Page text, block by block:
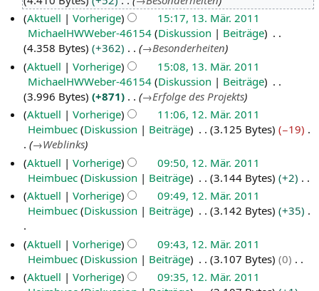
g
1
n
e
B
e
a
b
e
t
u
n
g
s
s
a
m
Aktuell
Vorherige
15:17, 13. Mär. 2011
MichaelHWWeber-46154 Diskussion
Beiträge
4.358 Bytes
+362 →Besonderheiten
Aktuell
Vorherige
15:08, 13. Mär. 2011
MichaelHWWeber-46154 Diskussion
Beiträge
3.996 Bytes
+871 →Erfolge des Projekts
1
M
0
1
Aktuell Vorherige
11:06, 12. Mär. 2011
Heimbuec Diskussion Beiträge 3.125 Bytes
−19
→Weblinks
Aktuell
Vorherige
09:50, 12. Mär. 2011
Heimbuec Diskussion Beiträge 3.144 Bytes
+2
K
e
e
B
e
Aktuell Vorherige
09:49, 12. Mär. 2011
Heimbuec Diskussion Beiträge 3.142 Bytes +35
K
e
n
Aktuell Vorherige
09:43, 12. Mär. 2011
Heimbuec Diskussion Beiträge 3.107 Bytes
0
K
e
Aktuell Vorherige
09:35, 12. Mär. 2011